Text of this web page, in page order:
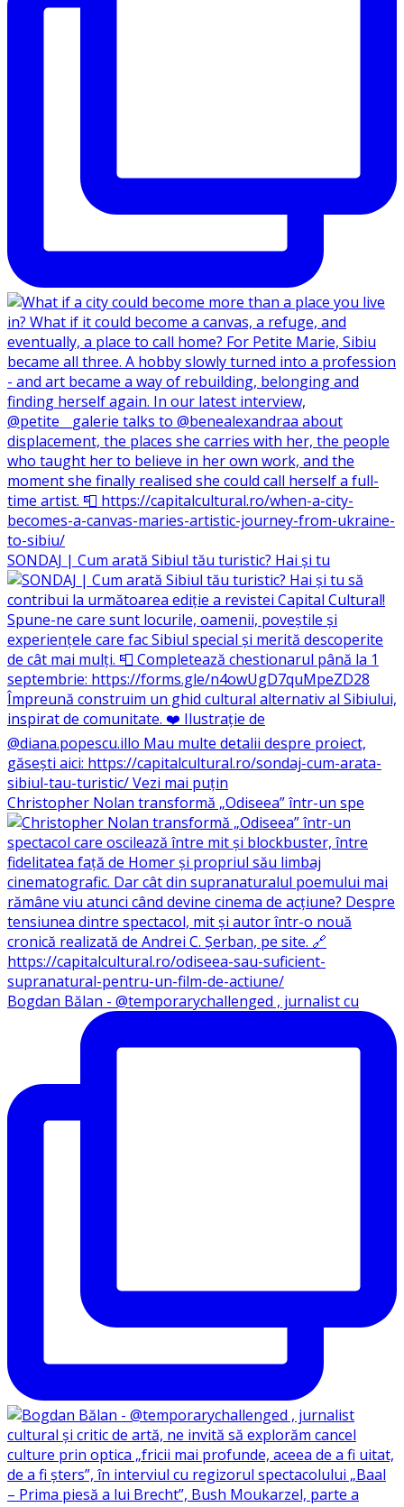
SONDAJ | Cum arată Sibiul tău turistic? Hai și tu
Christopher Nolan transformă „Odiseea” într-un spe
Bogdan Bălan - @temporarychallenged , jurnalist cu